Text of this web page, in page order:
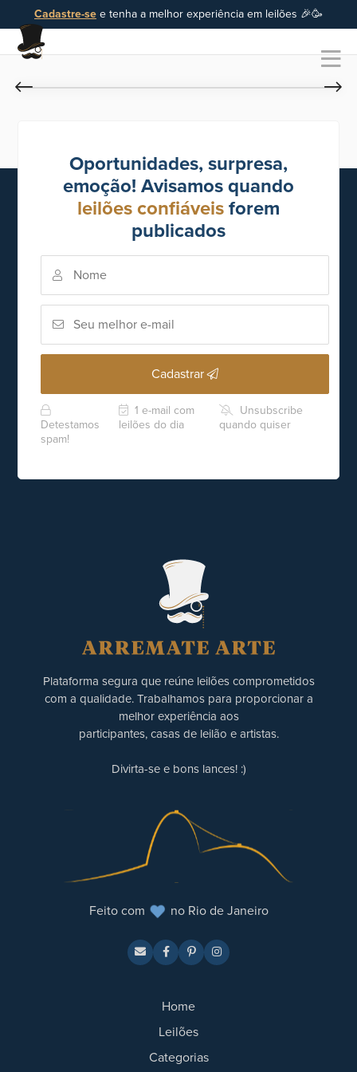
Cadastre-se e tenha a melhor experiência em leilões 🎉🥳
Oportunidades, surpresa,
emoção! Avisamos quando
leilões confiáveis forem
publicados
Cadastrar
Detestamos
spam!
1 e-mail com
leilões do dia
Unsubscribe
quando quiser
Plataforma segura que reúne leilões comprometidos
com a qualidade. Trabalhamos para proporcionar a
melhor experiência aos
participantes, casas de leilão e artistas.
Divirta-se e bons lances! :)
Feito com no Rio de Janeiro
Home
Leilões
Categorias